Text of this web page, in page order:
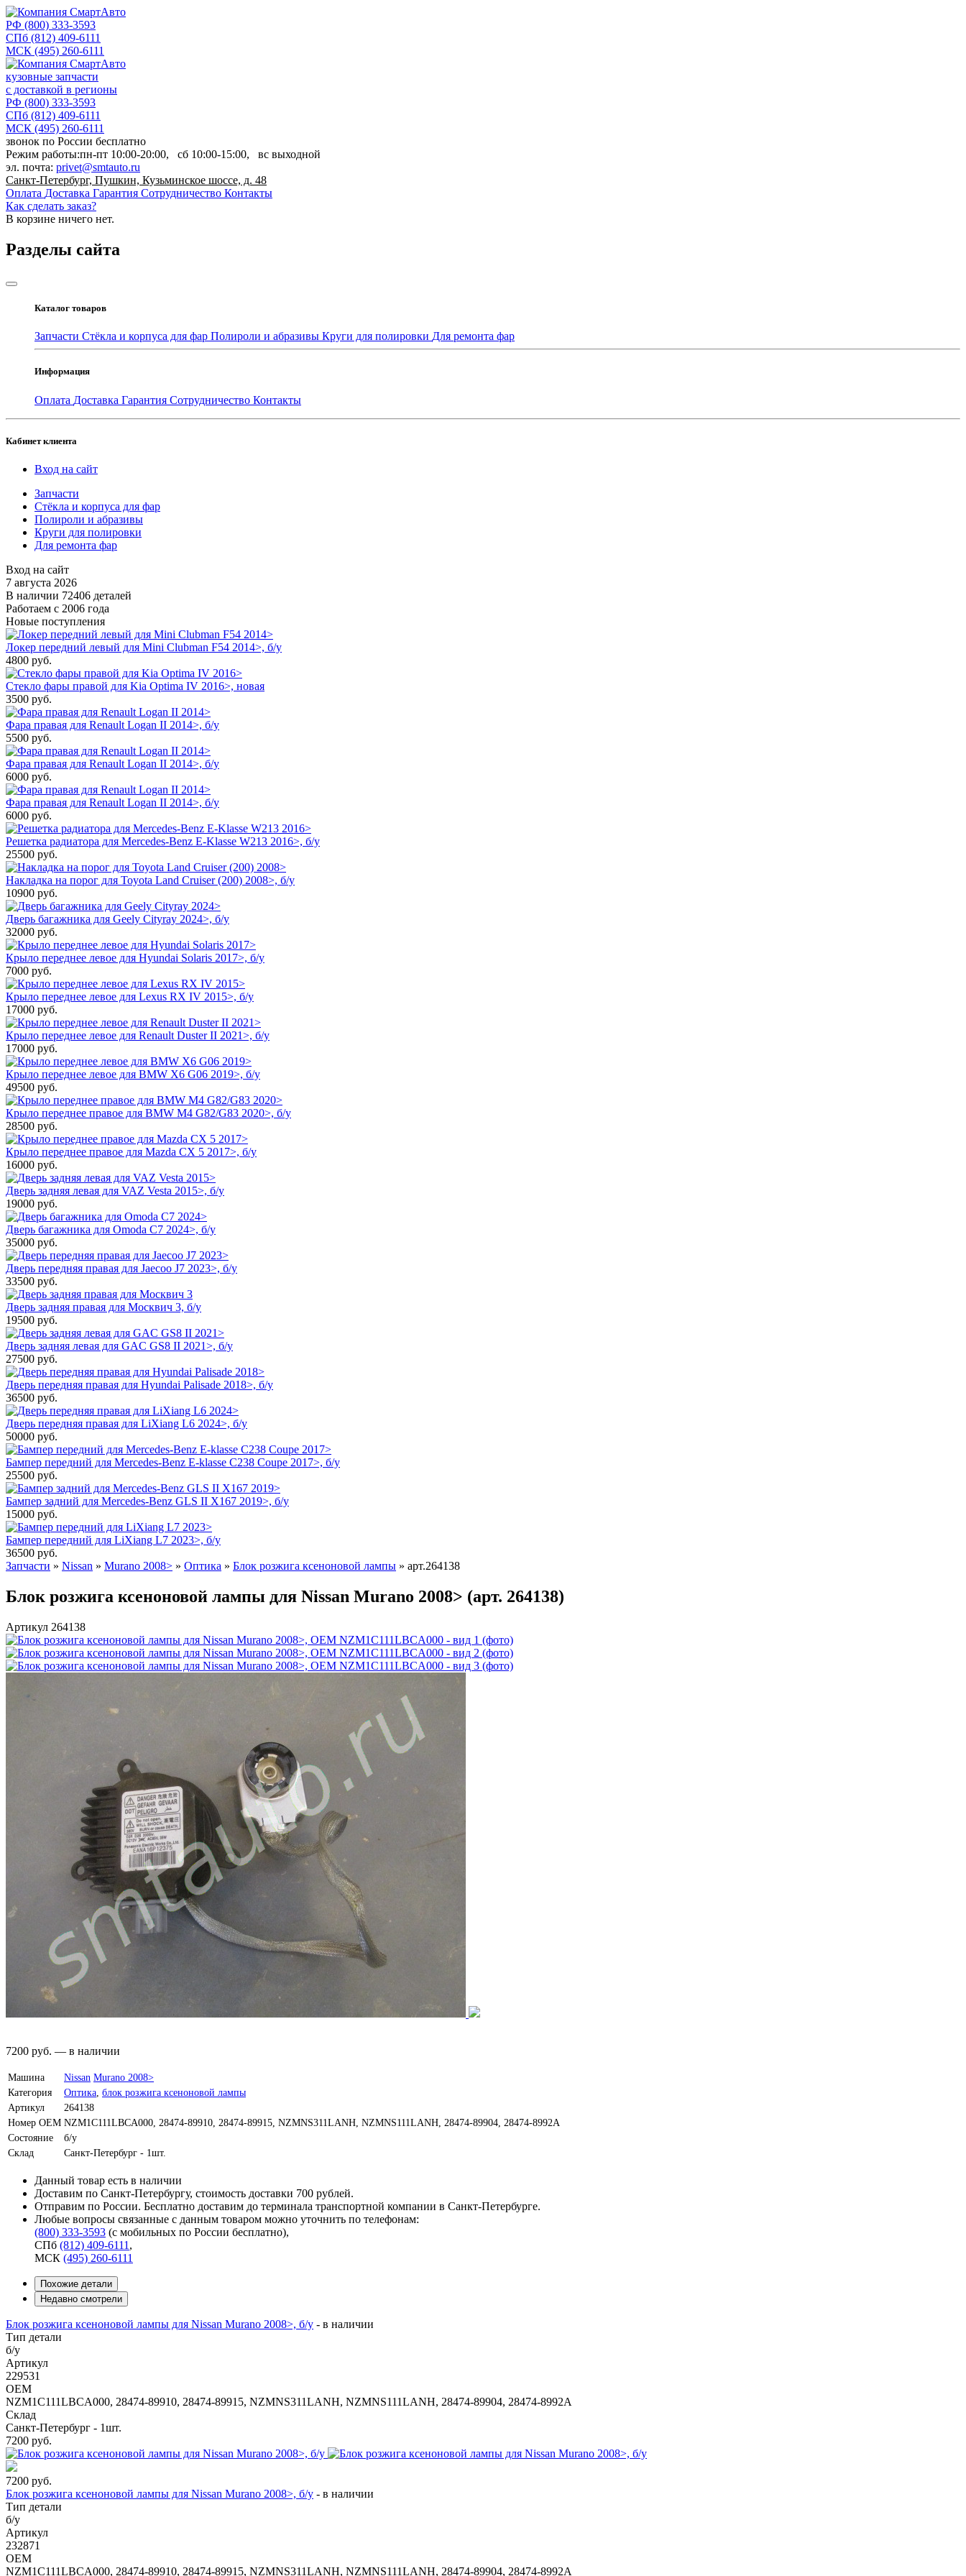
РФ (800) 333-3593
СПб (812) 409-6111
МСК (495) 260-6111
кузовные запчасти
с доставкой в регионы
РФ (800) 333-3593
СПб (812) 409-6111
МСК (495) 260-6111
звонок по России бесплатно
Режим работы:пн-пт 10:00-20:00, сб 10:00-15:00, вс выходной
эл. почта: privet@smtauto.ru
Санкт-Петербург, Пушкин, Кузьминское шоссе, д. 48
Оплата Доставка Гарантия Сотрудничество Контакты
Как сделать заказ?
В корзине ничего нет.
Разделы сайта
Каталог товаров
Запчасти Стёкла и корпуса для фар Полироли и абразивы Круги для полировки Для ремонта фар
Информация
Оплата Доставка Гарантия Сотрудничество Контакты
Кабинет клиента
Вход на сайт
Запчасти
Стёкла и корпуса для фар
Полироли и абразивы
Круги для полировки
Для ремонта фар
Вход на сайт
7 августа 2026
В наличии 72406 деталей
Работаем с 2006 года
Новые поступления
Локер передний левый для Mini Clubman F54 2014>, б/у
4800 руб.
Стекло фары правой для Kia Optima IV 2016>, новая
3500 руб.
Фара правая для Renault Logan II 2014>, б/у
5500 руб.
Фара правая для Renault Logan II 2014>, б/у
6000 руб.
Фара правая для Renault Logan II 2014>, б/у
6000 руб.
Решетка радиатора для Mercedes-Benz E-Klasse W213 2016>, б/у
25500 руб.
Накладка на порог для Toyota Land Cruiser (200) 2008>, б/у
10900 руб.
Дверь багажника для Geely Cityray 2024>, б/у
32000 руб.
Крыло переднее левое для Hyundai Solaris 2017>, б/у
7000 руб.
Крыло переднее левое для Lexus RX IV 2015>, б/у
17000 руб.
Крыло переднее левое для Renault Duster II 2021>, б/у
17000 руб.
Крыло переднее левое для BMW X6 G06 2019>, б/у
49500 руб.
Крыло переднее правое для BMW M4 G82/G83 2020>, б/у
28500 руб.
Крыло переднее правое для Mazda CX 5 2017>, б/у
16000 руб.
Дверь задняя левая для VAZ Vesta 2015>, б/у
19000 руб.
Дверь багажника для Omoda C7 2024>, б/у
35000 руб.
Дверь передняя правая для Jaecoo J7 2023>, б/у
33500 руб.
Дверь задняя правая для Москвич 3, б/у
19500 руб.
Дверь задняя левая для GAC GS8 II 2021>, б/у
27500 руб.
Дверь передняя правая для Hyundai Palisade 2018>, б/у
36500 руб.
Дверь передняя правая для LiXiang L6 2024>, б/у
50000 руб.
Бампер передний для Mercedes-Benz E-klasse C238 Coupe 2017>, б/у
25500 руб.
Бампер задний для Mercedes-Benz GLS II X167 2019>, б/у
15000 руб.
Бампер передний для LiXiang L7 2023>, б/у
36500 руб.
Запчасти » Nissan » Murano 2008> » Оптика » Блок розжига ксеноновой лампы » арт.264138
Блок розжига ксеноновой лампы для Nissan Murano 2008> (арт. 264138)
Артикул 264138
7200 руб. — в наличии
Машина Nissan Murano 2008>
Категория
Оптика блок розжига ксеноновой лампы
Артикул
264138
Номер OEM NZM1C111LBCA000, 28474-89910, 28474-89915, NZMNS311LANH, NZMNS111LANH, 28474-89904, 28474-8992A
Состояние
б/у
Склад
Санкт-Петербург - 1шт.
Данный товар есть в наличии
Доставим по Санкт-Петербургу, стоимость доставки 700 рублей.
Отправим по России. Бесплатно доставим до терминала транспортной компании в Санкт-Петербурге.
Любые вопросы связанные с данным товаром можно уточнить по телефонам:
(800) 333-3593 (с мобильных по России бесплатно),
СПб (812) 409-6111 ,
МСК (495) 260-6111
Похожие детали
Недавно смотрели
Блок розжига ксеноновой лампы для Nissan Murano 2008>, б/у - в наличии
Тип детали
б/у
Артикул
229531
OEM
NZM1C111LBCA000, 28474-89910, 28474-89915, NZMNS311LANH, NZMNS111LANH, 28474-89904, 28474-8992A
Склад
Санкт-Петербург - 1шт.
7200 руб.
7200 руб.
Блок розжига ксеноновой лампы для Nissan Murano 2008>, б/у - в наличии
Тип детали
б/у
Артикул
232871
OEM
NZM1C111LBCA000, 28474-89910, 28474-89915, NZMNS311LANH, NZMNS111LANH, 28474-89904, 28474-8992A